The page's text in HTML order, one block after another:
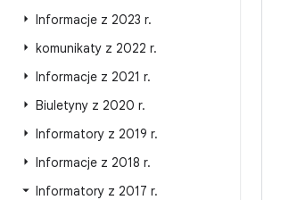
Informacje z 2023 r.
komunikaty z 2022 r.
Informacje z 2021 r.
Biuletyny z 2020 r.
Informatory z 2019 r.
Informacje z 2018 r.
Informatory z 2017 r.